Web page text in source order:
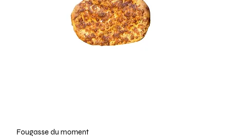
Fougasse du moment